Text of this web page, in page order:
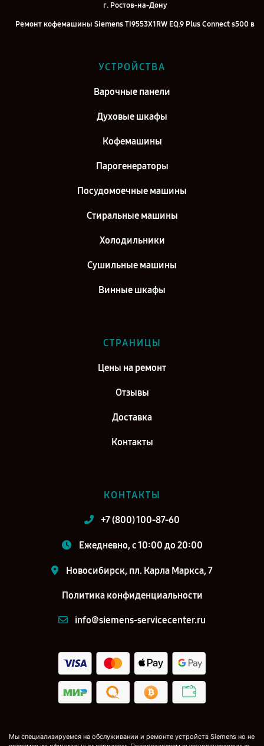
г. Ростов-на-Дону
Ремонт кофемашины Siemens TI9553X1RW EQ.9 Plus Connect s500 в
г. Челябинск
Ремонт кофемашины Siemens TI9553X1RW EQ.9 Plus Connect s500 в
Ремонт кофемашины Siemens TI9553X1RW EQ.9 Plus Connect s500 в
г. Казань
г. Воронеж
Ремонт кофемашины Siemens TI9553X1RW EQ.9 Plus Connect s500 в
Ремонт кофемашины Siemens TI9553X1RW EQ.9 Plus Connect s500 в
г. Самара
г. Киров
УСТРОЙСТВА
Варочные панели
Духовые шкафы
Кофемашины
Парогенераторы
Посудомоечные машины
Стиральные машины
Холодильники
Сушильные машины
Винные шкафы
СТРАНИЦЫ
Цены на ремонт
Отзывы
Доставка
Контакты
КОНТАКТЫ
+7 (800) 100-87-60
Ежедневно, с 10:00 до 20:00
Новосибирск, пл. Карла Маркса, 7
Политика конфиденциальности
info@siemens-servicecenter.ru
Мы специализируемся на обслуживании и ремонте устройств Siemens но не